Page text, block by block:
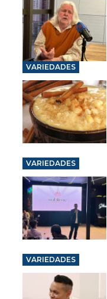
VARIEDADES
VARIEDADES
VARIEDADES